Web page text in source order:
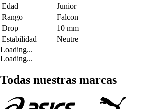
Edad
Junior
Rango
Falcon
Drop
10 mm
Estabilidad
Neutre
Loading...
Loading...
Todas nuestras marcas